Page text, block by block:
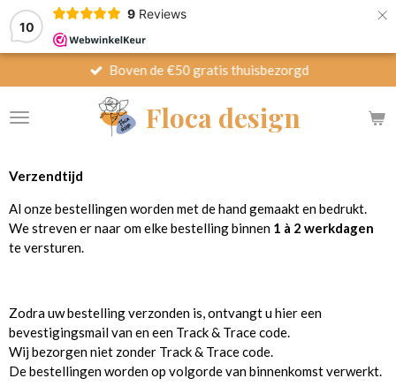
10
9 Reviews ×
Floca design
Boven de €50 gratis thuisbezorgd
Verzendtijd
Al onze bestellingen worden met de hand gemaakt en bedrukt.
We streven er naar om elke bestelling binnen 1 à 2 werkdagen
te versturen.
Zodra uw bestelling verzonden is, ontvangt u hier een
bevestigingsmail van en een Track & Trace code.
Wij bezorgen niet zonder Track & Trace code.
De bestellingen worden op volgorde van binnenkomst verwerkt.